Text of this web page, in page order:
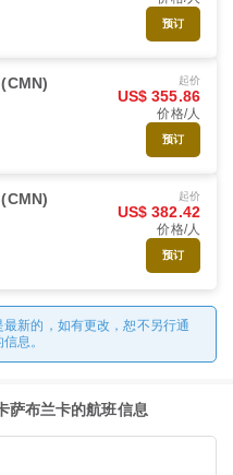
预订
起价
US$ 355.86
价格/人
预订
起价
US$ 382.42
价格/人
预订
新的，如有更改，恕不另行通
息。
布兰卡的航班信息